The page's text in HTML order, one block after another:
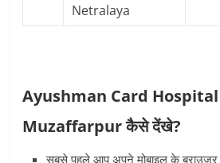
Netralaya
Ayushman Card
Muzaffarpur कैसे देंखे?
सबसे पहले आप अपने मोबाइल के